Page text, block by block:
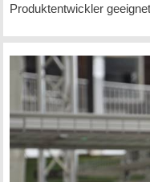
Produktentwickler